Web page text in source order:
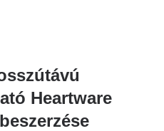
Heartware